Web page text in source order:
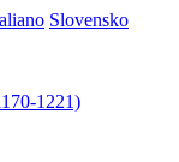
Slovensko
1221)